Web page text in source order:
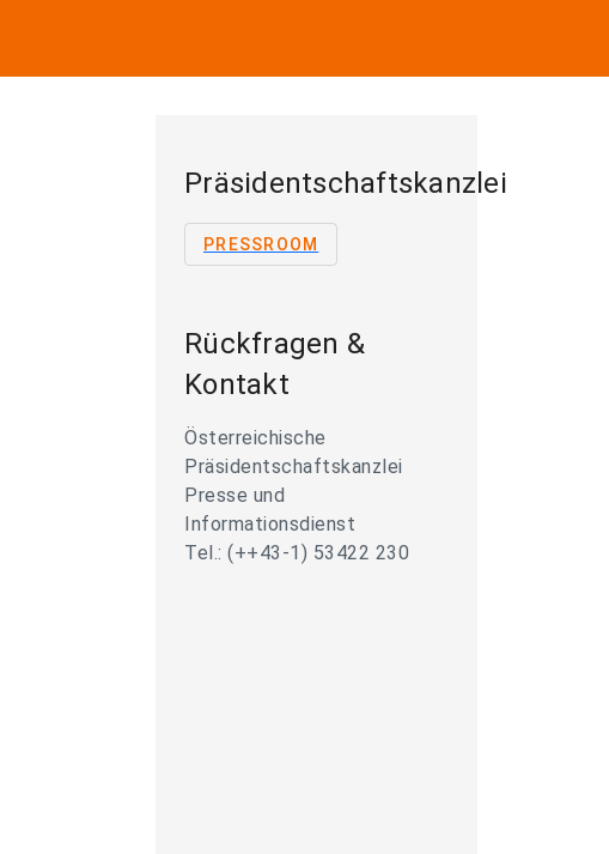
Präsidentschaftskanzlei
PRESSROOM
Rückfragen &
Kontakt
Österreichische
Präsidentschaftskanzlei
Presse und
Informationsdienst
Tel.: (++43-1) 53422 230